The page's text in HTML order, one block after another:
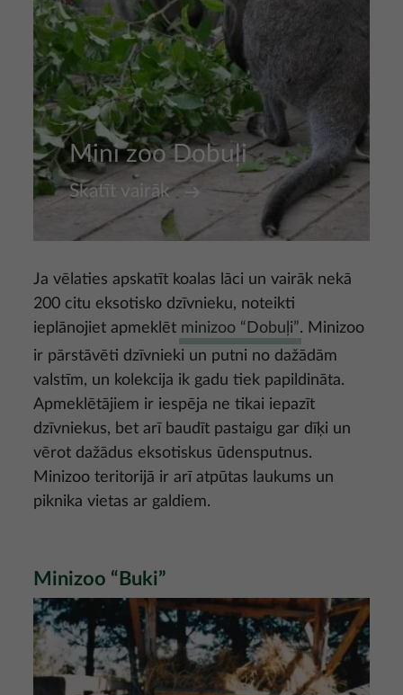
Mini zoo Dobuļi
Skatīt vairāk
Ja vēlaties apskatīt koalas lāci un vairāk nekā
200 citu eksotisko dzīvnieku, noteikti
ieplānojiet apmeklēt minizoo “Dobuļi”. Minizoo
ir pārstāvēti dzīvnieki un putni no dažādām
valstīm, un kolekcija ik gadu tiek papildināta.
Apmeklētājiem ir iespēja ne tikai iepazīt
dzīvniekus, bet arī baudīt pastaigu gar dīķi un
vērot dažādus eksotiskus ūdensputnus.
Minizoo teritorijā ir arī atpūtas laukums un
piknika vietas ar galdiem.
Minizoo “Buki”
Attēls